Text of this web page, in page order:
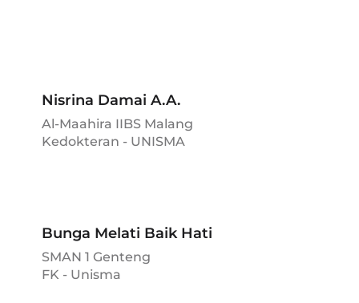
Nisrina Damai A.A.
Al-Maahira IIBS Malang
Kedokteran - UNISMA
Bunga Melati Baik Hati
SMAN 1 Genteng
FK - Unisma